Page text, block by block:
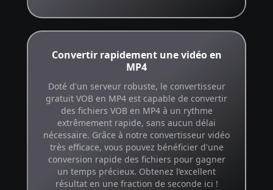
Convertir rapidement une vidéo en
MP4
Doté d'un serveur robuste, le convertisseur
gratuit VOB en MP4 est capable de convertir
des fichiers VOB en MP4 à un rythme
extrêmement rapide, sans aucun délai
nécessaire. Grâce à notre convertisseur vidéo
très efficace, vous pouvez bénéficier d'une
conversion rapide des fichiers pour gagner
un temps précieux. Obtenez l’excellent
résultat en une fraction de seconde ici !